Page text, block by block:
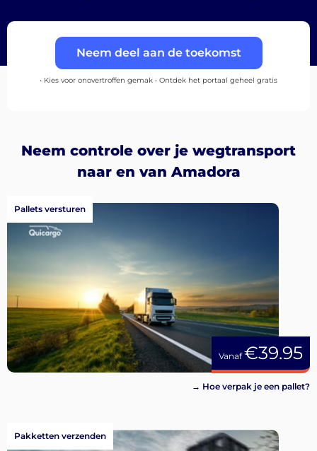
Inloggen
Aanmelden
Neem deel aan de toekomst
• Kies voor onovertroffen gemak • Ontdek het portaal geheel gratis
Neem controle over je wegtransport
naar en van Amadora
Vanaf€39.95
Pallets versturen
→ Hoe verpak je een pallet?
Pakketten verzenden